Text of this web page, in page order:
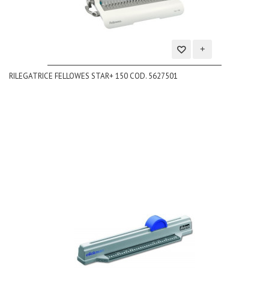
Aggiungi
alla
RILEGATRICE FELLOWES STAR+ 150 COD. 5627501